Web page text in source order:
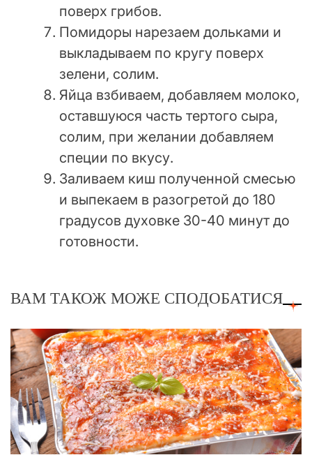
поверх грибов.
Помидоры нарезаем дольками и
выкладываем по кругу поверх
зелени, солим.
Яйца взбиваем, добавляем молоко,
оставшуюся часть тертого сыра,
солим, при желании добавляем
специи по вкусу.
Заливаем киш полученной смесью
и выпекаем в разогретой до 180
градусов духовке 30-40 минут до
готовности.
ВАМ ТАКОЖ МОЖЕ СПОДОБАТИСЯ